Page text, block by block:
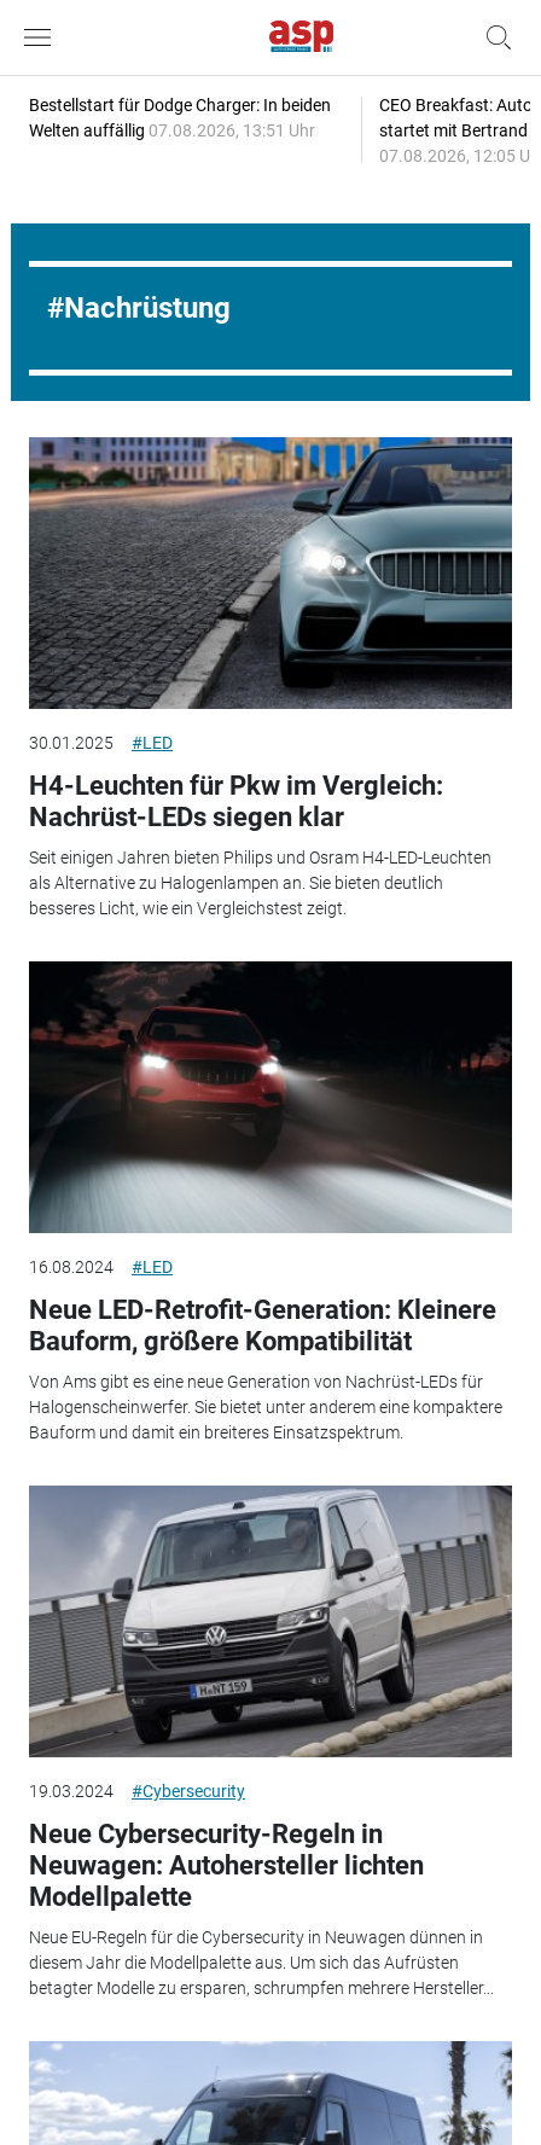
Bestellstart für Dodge Charger: In beiden
Welten auffällig 07.08.2026, 13:51 Uhr
CEO Breakfast:
startet mit Bertrand
07.08.2026, 12:05
Nachrüstung
30.01.2025 #LED
H4-Leuchten für Pkw im Vergleich:
Nachrüst-LEDs siegen klar
Seit einigen Jahren bieten Philips und Osram H4-LED-Leuchten
als Alternative zu Halogenlampen an. Sie bieten deutlich
besseres Licht, wie ein Vergleichstest zeigt.
16.08.2024 #LED
Neue LED-Retrofit-Generation: Kleinere
Bauform, größere Kompatibilität
Von Ams gibt es eine neue Generation von Nachrüst-LEDs für
Halogenscheinwerfer. Sie bietet unter anderem eine kompaktere
Bauform und damit ein breiteres Einsatzspektrum.
19.03.2024 #Cybersecurity
Neue Cybersecurity-Regeln in
Neuwagen: Autohersteller lichten
Modellpalette
Neue EU-Regeln für die Cybersecurity in Neuwagen dünnen in
diesem Jahr die Modellpalette aus. Um sich das Aufrüsten
betagter Modelle zu ersparen, schrumpfen mehrere Hersteller...